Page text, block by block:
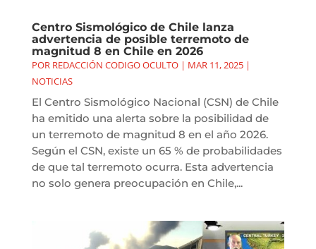
Centro Sismológico de Chile lanza
advertencia de posible terremoto de
magnitud 8 en Chile en 2026
POR REDACCIÓN CODIGO OCULTO| MAR 11, 2025|
NOTICIAS
El Centro Sismológico Nacional (CSN) de Chile
ha emitido una alerta sobre la posibilidad de
un terremoto de magnitud 8 en el año 2026.
Según el CSN, existe un 65 % de probabilidades
de que tal terremoto ocurra. Esta advertencia
no solo genera preocupación en Chile,...